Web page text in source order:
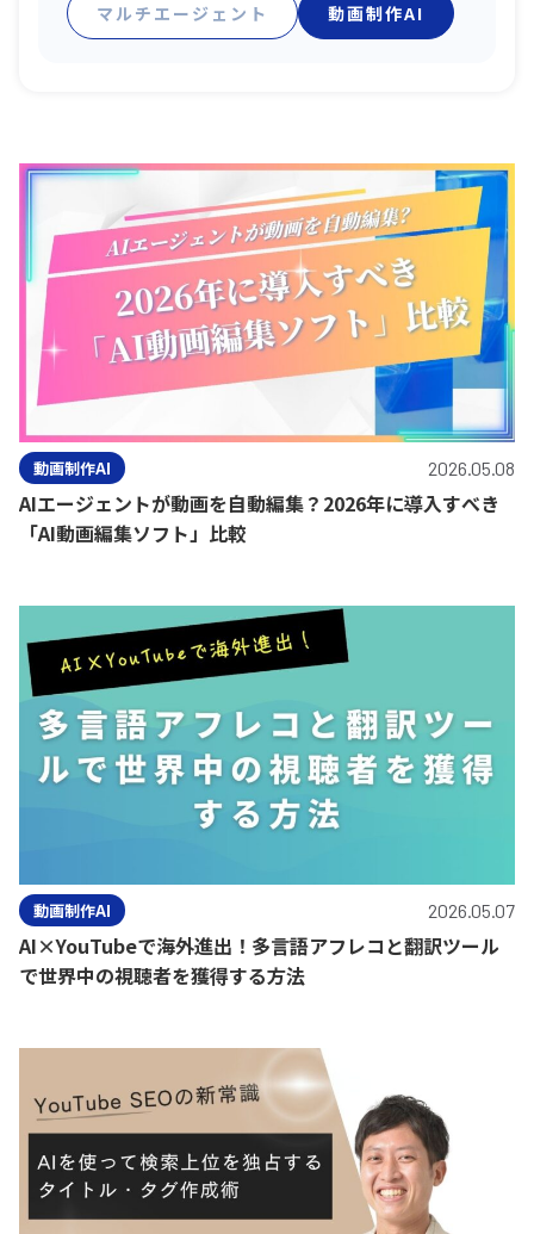
マルチエージェント 動画制作AI
動画制作AI 2026.05.08
AIエージェントが動画を自動編集？2026年に導入すべき
「AI動画編集ソフト」比較
動画制作AI 2026.05.07
AI×YouTubeで海外進出！多言語アフレコと翻訳ツール
で世界中の視聴者を獲得する方法